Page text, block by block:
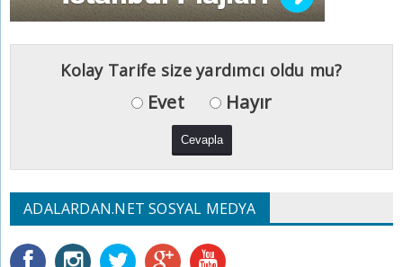
Kolay Tarife size yardımcı oldu mu?
Evet Hayır
ADALARDAN.NET SOSYAL MEDYA